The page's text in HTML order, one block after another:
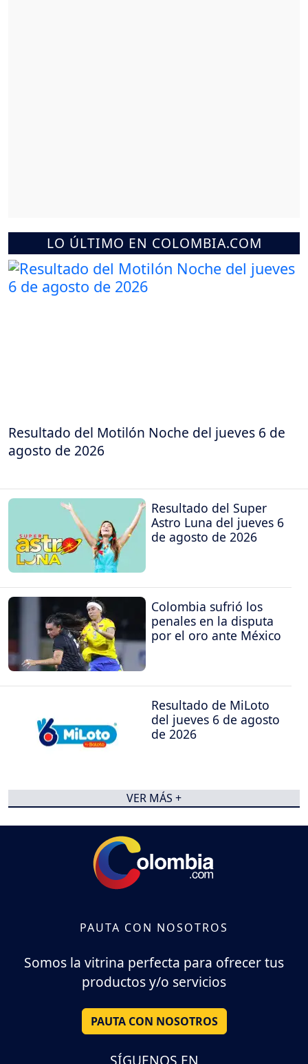
LO ÚLTIMO EN COLOMBIA.COM
Resultado del Motilón Noche del jueves 6 de
agosto de 2026
Resultado del Super
Astro Luna del jueves 6
de agosto de 2026
Colombia sufrió los
penales en la disputa
por el oro ante México
Resultado de MiLoto
del jueves 6 de agosto
de 2026
VER MÁS +
PAUTA CON NOSOTROS
Somos la vitrina perfecta para ofrecer tus
productos y/o servicios
PAUTA CON NOSOTROS